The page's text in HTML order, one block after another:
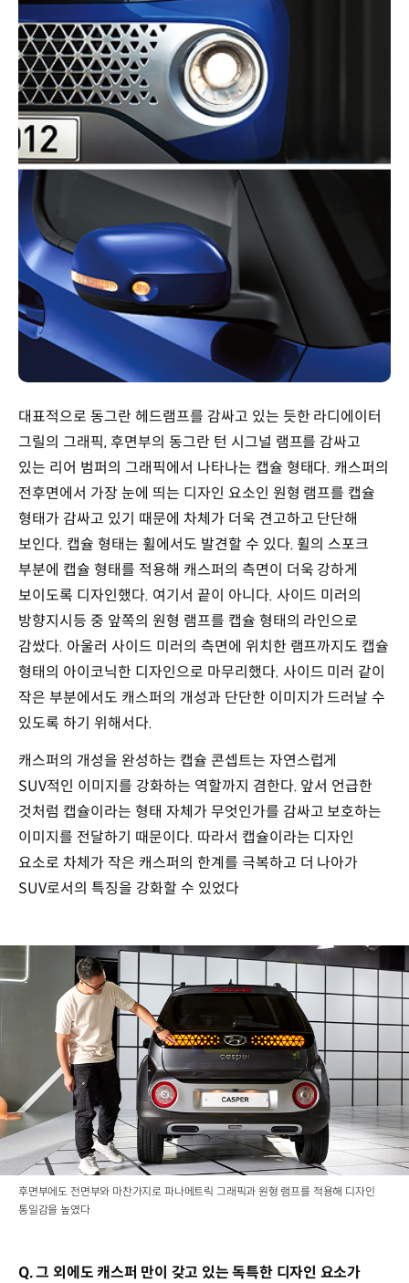
대표적으로 동그란 헤드램프를 감싸고 있는 듯한 라디에이터
그릴의 그래픽, 후면부의 동그란 턴 시그널 램프를 감싸고
있는 리어 범퍼의 그래픽에서 나타나는 캡슐 형태다. 캐스퍼의
전후면에서 가장 눈에 띄는 디자인 요소인 원형 램프를 캡슐
형태가 감싸고 있기 때문에 차체가 더욱 견고하고 단단해
보인다. 캡슐 형태는 휠에서도 발견할 수 있다. 휠의 스포크
부분에 캡슐 형태를 적용해 캐스퍼의 측면이 더욱 강하게
보이도록 디자인했다. 여기서 끝이 아니다. 사이드 미러의
방향지시등 중 앞쪽의 원형 램프를 캡슐 형태의 라인으로
감쌌다. 아울러 사이드 미러의 측면에 위치한 램프까지도 캡슐
형태의 아이코닉한 디자인으로 마무리했다. 사이드 미러 같이
작은 부분에서도 캐스퍼의 개성과 단단한 이미지가 드러날 수
있도록 하기 위해서다.
캐스퍼의 개성을 완성하는 캡슐 콘셉트는 자연스럽게
SUV적인 이미지를 강화하는 역할까지 겸한다. 앞서 언급한
것처럼 캡슐이라는 형태 자체가 무엇인가를 감싸고 보호하는
이미지를 전달하기 때문이다. 따라서 캡슐이라는 디자인
요소로 차체가 작은 캐스퍼의 한계를 극복하고 더 나아가
SUV로서의 특징을 강화할 수 있었다
후면부에도 전면부와 마찬가지로 파나메트릭 그래픽과 원형 램프를 적용해 디자인
통일감을 높였다
Q. 그 외에도 캐스퍼 만이 갖고 있는 독특한 디자인 요소가